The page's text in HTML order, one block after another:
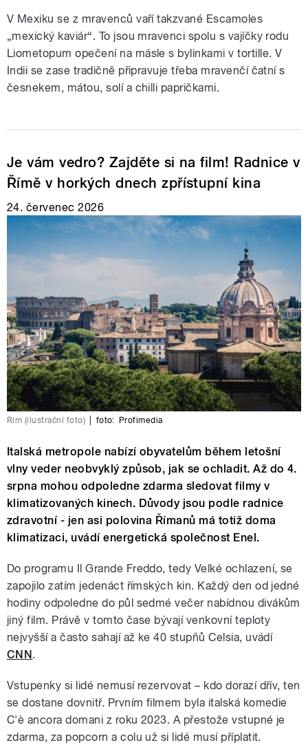
V Mexiku se z mravenců vaří takzvané Escamoles
„mexický kaviár“. To jsou mravenci spolu s vajíčky rodu
Liometopum opečení na másle s bylinkami v tortille. V
Indii se zase tradičně připravuje třeba mravenčí čatní s
česnekem, mátou, solí a chilli papričkami.
Je vám vedro? Zajděte si na film! Radnice v
Římě v horkých dnech zpřístupní kina
24. červenec 2026
Řím (ilustrační foto) foto: Profimedia
Italská metropole nabízí obyvatelům během letošní
vlny veder neobvyklý způsob, jak se ochladit. Až do 4.
srpna mohou odpoledne zdarma sledovat filmy v
klimatizovaných kinech. Důvody jsou podle radnice
zdravotní - jen asi polovina Římanů má totiž doma
klimatizaci, uvádí energetická společnost Enel.
Do programu Il Grande Freddo, tedy Velké ochlazení, se
zapojilo zatím jedenáct římských kin. Každý den od jedné
hodiny odpoledne do půl sedmé večer nabídnou divákům
jiný film. Právě v tomto čase bývají venkovní teploty
nejvyšší a často sahají až ke 40 stupňů Celsia, uvádí
CNN .
Vstupenky si lidé nemusí rezervovat – kdo dorazí dřív, ten
se dostane dovnitř. Prvním filmem byla italská komedie
C'è ancora domani z roku 2023. A přestože vstupné je
zdarma, za popcorn a colu už si lidé musí příplatit.